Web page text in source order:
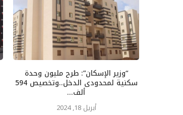
“وزير الإسكان”: طرح مليون وحدة
سكنية لمحدودى الدخل..وتخصيص 594
ألف...
أبريل 18, 2024